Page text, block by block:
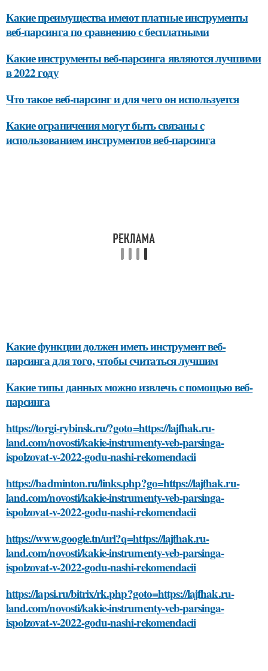
Какие преимущества имеют платные инструменты
веб-парсинга по сравнению с бесплатными
Какие инструменты веб-парсинга являются лучшими
в 2022 году
Что такое веб-парсинг и для чего он используется
Какие ограничения могут быть связаны с
использованием инструментов веб-парсинга
Какие функции должен иметь инструмент веб-
парсинга для того, чтобы считаться лучшим
Какие типы данных можно извлечь с помощью веб-
парсинга
https://torgi-rybinsk.ru/?goto=https://lajfhak.ru-
land.com/novosti/kakie-instrumenty-veb-parsinga-
ispolzovat-v-2022-godu-nashi-rekomendacii
https://badminton.ru/links.php?go=https://lajfhak.ru-
land.com/novosti/kakie-instrumenty-veb-parsinga-
ispolzovat-v-2022-godu-nashi-rekomendacii
https://www.google.tn/url?q=https://lajfhak.ru-
land.com/novosti/kakie-instrumenty-veb-parsinga-
ispolzovat-v-2022-godu-nashi-rekomendacii
https://lapsi.ru/bitrix/rk.php?goto=https://lajfhak.ru-
land.com/novosti/kakie-instrumenty-veb-parsinga-
ispolzovat-v-2022-godu-nashi-rekomendacii